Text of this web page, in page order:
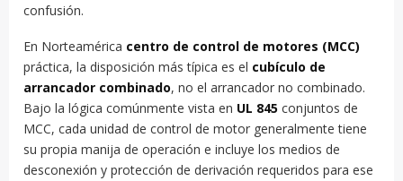
confusión.
En Norteamérica centro de control de motores (MCC)
práctica, la disposición más típica es el cubículo de
arrancador combinado, no el arrancador no combinado.
Bajo la lógica comúnmente vista en UL 845 conjuntos de
MCC, cada unidad de control de motor generalmente tiene
su propia manija de operación e incluye los medios de
desconexión y protección de derivación requeridos para ese